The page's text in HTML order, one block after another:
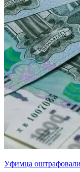
Уфимца оштрафовали